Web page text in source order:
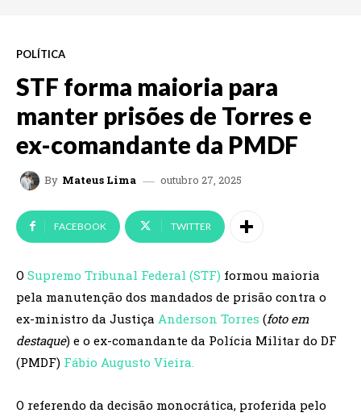
POLÍTICA
STF forma maioria para
manter prisões de Torres e
ex-comandante da PMDF
By Mateus Lima outubro 27, 2025
FACEBOOK TWITTER
O Supremo Tribunal Federal (STF) formou maioria
pela manutenção dos mandados de prisão contra o
ex-ministro da Justiça Anderson Torres (foto em
destaque) e o ex-comandante da Polícia Militar do DF
(PMDF) Fábio Augusto Vieira.
O referendo da decisão monocrática, proferida pelo